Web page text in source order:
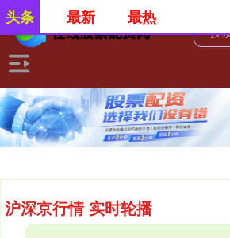
沪深京行情 实时轮播
头条 最新 最热